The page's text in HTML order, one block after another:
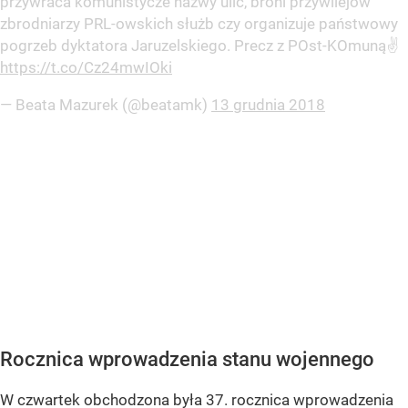
zbrodniarzy PRL-owskich służb czy organizuje państwowy
pogrzeb dyktatora Jaruzelskiego. Precz z POst-KOmuną✌
https://t.co/Cz24mwIOki
— Beata Mazurek (@beatamk) 13 grudnia 2018
Rocznica wprowadzenia stanu wojennego
W czwartek obchodzona była 37. rocznica wprowadzenia